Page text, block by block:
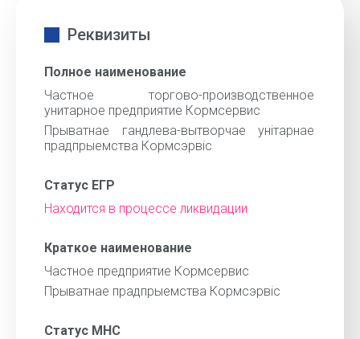
Реквизиты
Полное наименование
Частное торгово-производственное
унитарное предприятие Кормсервис
Прыватнае гандлева-вытворчае унiтарнае
прадпрыемства Кормсэрвiс
Статус ЕГР
Находится в процессе ликвидации
Краткое наименование
Частное предприятие Кормсервис
Прыватнае прадпрыемства Кормсэрвiс
Статус МНС